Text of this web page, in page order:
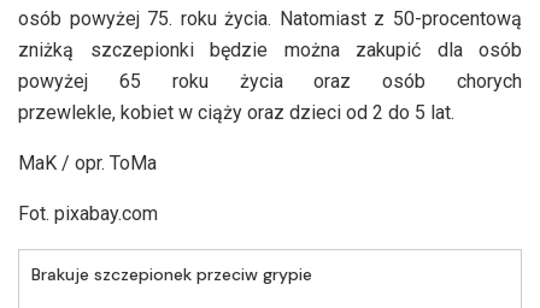
osób powyżej 75. roku życia. Natomiast z 50-procentową
zniżką szczepionki będzie można zakupić dla osób
powyżej 65 roku życia oraz osób chorych
przewlekle, kobiet w ciąży oraz dzieci od 2 do 5 lat.
MaK / opr. ToMa
Fot. pixabay.com
Brakuje szczepionek przeciw grypie